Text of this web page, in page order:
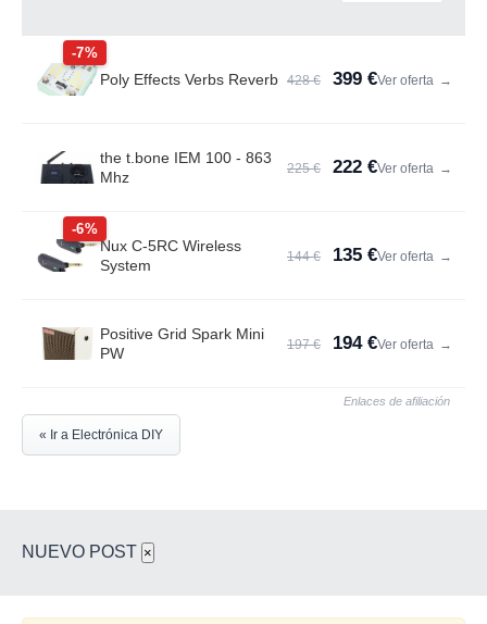
-7%
Poly Effects Verbs Reverb 428 € 399 €Ver oferta →
the t.bone IEM 100 - 863
Mhz
225 € 222 €Ver oferta →
-6%
Nux C-5RC Wireless
System
144 € 135 €Ver oferta →
Positive Grid Spark Mini
PW
197 € 194 €Ver oferta →
Enlaces de afiliación
« Ir a Electrónica DIY
NUEVO POST ×